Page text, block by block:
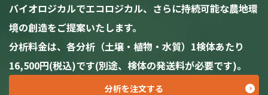
バイオロジカルでエコロジカル、さらに持続可能な農地環
境の創造をご提案いたします。
分析料金は、各分析（土壌・植物・水質）1検体あたり
16,500円(税込)です(別途、検体の発送料が必要です)。
分析を注文する